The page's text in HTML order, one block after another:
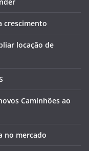
crescimento
locação de
Caminhões ao
no mercado